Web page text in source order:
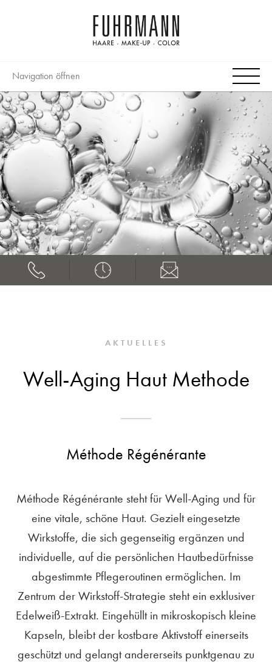
Navigation öffnen
AKTUELLES
Well-Aging Haut Methode
Méthode Régénérante
Méthode Régénérante steht für Well-Aging und für
eine vitale, schöne Haut. Gezielt eingesetzte
Wirkstoffe, die sich gegenseitig ergänzen und
individuelle, auf die persönlichen Hautbedürfnisse
abgestimmte Pflegeroutinen ermöglichen. Im
Zentrum der Wirkstoff-Strategie steht ein exklusiver
Edelweiß-Extrakt. Eingehüllt in mikroskopisch kleine
Kapseln, bleibt der kostbare Aktivstoff einerseits
geschützt und gelangt andererseits punktgenau zu